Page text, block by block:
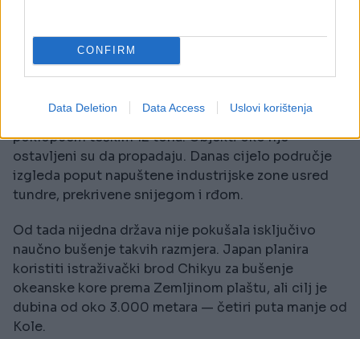
CONFIRM
Data Deletion Data Access Uslovi korištenja
finansiranje projekta praktično je nestalo. Bušenje
je obustavljeno 1992, a projekat zvanično ugašen
dvije godine kasnije.
Godine 2005. rupa je zatvorena zavarenim čeličnim
poklopcem teškim 12 tona. Objekti oko nje
ostavljeni su da propadaju. Danas cijelo područje
izgleda poput napuštene industrijske zone usred
tundre, prekrivene snijegom i rđom.
Od tada nijedna država nije pokušala isključivo
naučno bušenje takvih razmjera. Japan planira
koristiti istraživački brod Chikyu za bušenje
okeanske kore prema Zemljinom plaštu, ali cilj je
dubina od oko 3.000 metara — četiri puta manje od
Kole.